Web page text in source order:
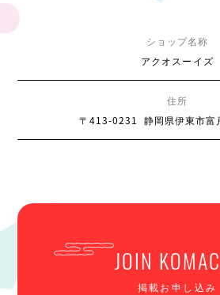
ショップ名称
アクオスーイズ
住所
〒413-0231
静岡県伊東市
JOIN
掲載お申し込み